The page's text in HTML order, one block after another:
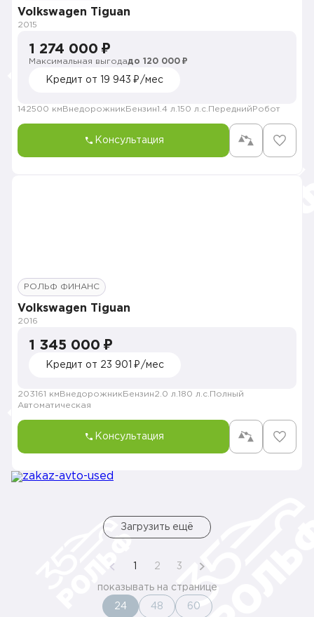
Volkswagen Tiguan
2015
1 274 000 ₽
Максимальная выгодадо 120 000 ₽
Кредит от 19 943 ₽/мес
142500 км Внедорожник Бензин1.4 л. 150 л.с. Передний Робот
Консультация
РОЛЬФ ФИНАНС
Volkswagen Tiguan
2016
1 345 000 ₽
Кредит от 23 901 ₽/мес
203161 км Внедорожник Бензин2.0 л. 180 л.с. Полный
Автоматическая
Консультация
Загрузить ещё
2 3
показывать на странице
24 48 60